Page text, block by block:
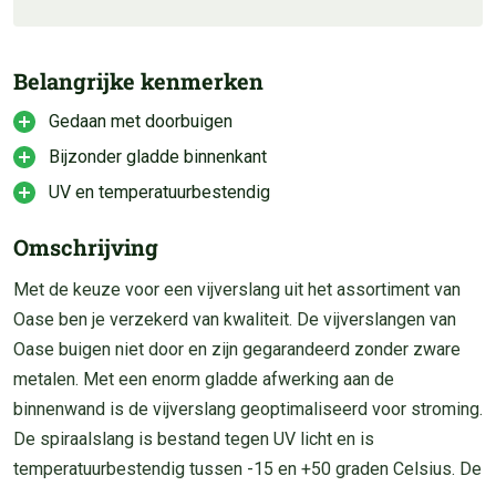
Belangrijke kenmerken
Gedaan met doorbuigen
Bijzonder gladde binnenkant
UV en temperatuurbestendig
Omschrijving
Met de keuze voor een vijverslang uit het assortiment van
Oase ben je verzekerd van kwaliteit. De vijverslangen van
Oase buigen niet door en zijn gegarandeerd zonder zware
metalen. Met een enorm gladde afwerking aan de
binnenwand is de vijverslang geoptimaliseerd voor stroming.
De spiraalslang is bestand tegen UV licht en is
temperatuurbestendig tussen -15 en +50 graden Celsius. De